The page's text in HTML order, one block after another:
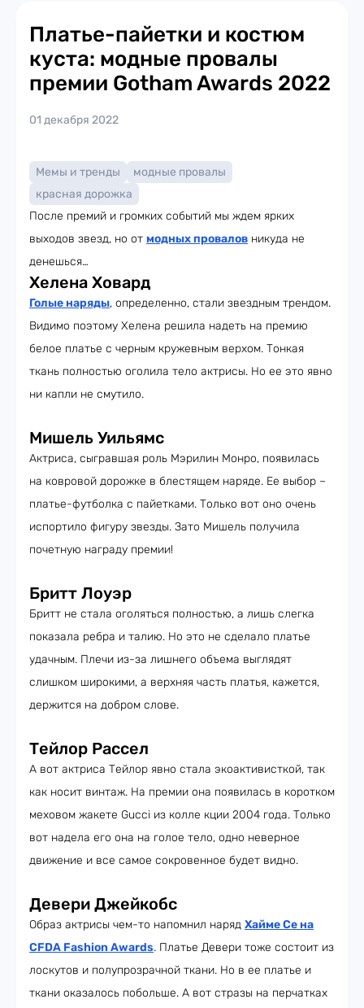
Платье-пайетки и костюм
куста: модные провалы
премии Gotham Awards 2022
01 декабря 2022
Мемы и тренды
модные провалы
красная дорожка
После премий и громких событий мы ждем ярких
выходов звезд, но от модных провалов никуда не
денешься…
Хелена Ховард
Голые наряды, определенно, стали звездным трендом.
Видимо поэтому Хелена решила надеть на премию
белое платье с черным кружевным верхом. Тонкая
ткань полностью оголила тело актрисы. Но ее это явно
ни капли не смутило.
Мишель Уильямс
Актриса, сыгравшая роль Мэрилин Монро, появилась
на ковровой дорожке в блестящем наряде. Ее выбор –
платье-футболка с пайетками. Только вот оно очень
испортило фигуру звезды. Зато Мишель получила
почетную награду премии!
Бритт Лоуэр
Бритт не стала оголяться полностью, а лишь слегка
показала ребра и талию. Но это не сделало платье
удачным. Плечи из-за лишнего объема выглядят
слишком широкими, а верхняя часть платья, кажется,
держится на добром слове.
Тейлор Рассел
А вот актриса Тейлор явно стала экоактивисткой, так
как носит винтаж. На премии она появилась в коротком
меховом жакете Gucci из колле кции 2004 года. Только
вот надела его она на голое тело, одно неверное
движение и все самое сокровенное будет видно.
Девери Джейкобс
Образ актрисы чем-то напомнил наряд Хайме Се на
CFDA Fashion Awards. Платье Девери тоже состоит из
лоскутов и полупрозрачной ткани. Но в ее платье и
ткани оказалось побольше. А вот стразы на перчатках